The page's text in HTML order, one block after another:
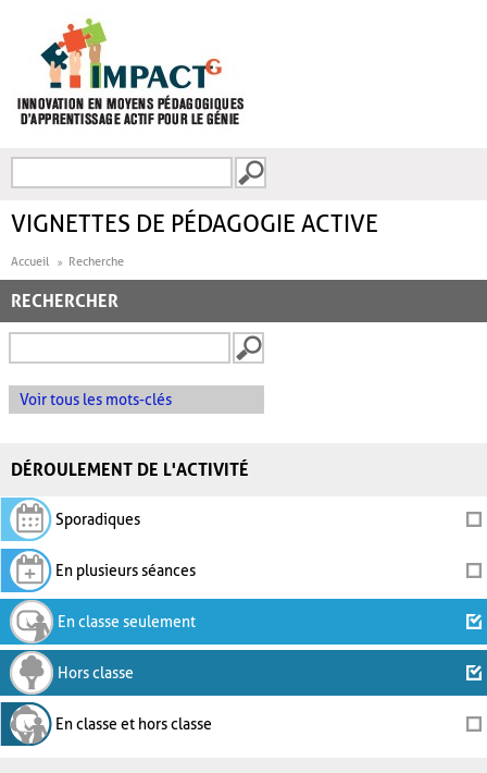
FORMULAIRE DE
VIGNETTES DE PÉDAGOGIE ACTIVE
Accueil Recherche
RECHERCHER
Voir tous les mots-clés
DÉROULEMENT DE L'ACTIVITÉ
Sporadiques
En plusieurs séances
En classe seulement
Hors classe
En classe et hors classe